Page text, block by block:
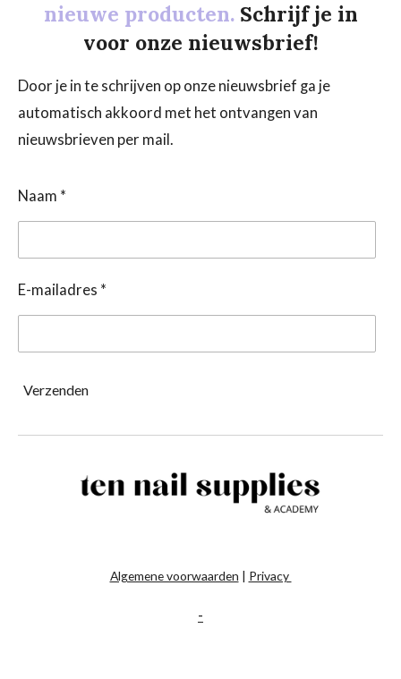
nieuwe producten. Schrijf je in
voor onze nieuwsbrief!
Door je in te schrijven op onze nieuwsbrief ga je
automatisch akkoord met het ontvangen van
nieuwsbrieven per mail.
Naam *
E-mailadres *
Verzenden
Algemene voorwaarden | Privacy
-